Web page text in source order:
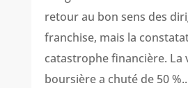
retour au bon sens des
franchise, mais la
catastrophe financière. La
boursière a chuté de 50